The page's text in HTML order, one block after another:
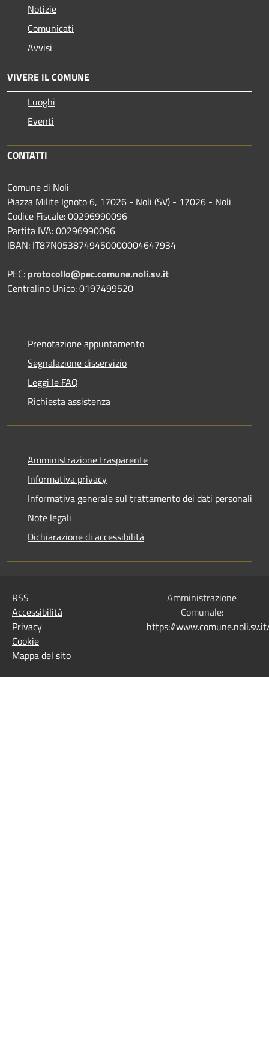
Notizie
Comunicati
Avvisi
VIVERE IL COMUNE
Luoghi
Eventi
CONTATTI
Comune di Noli
Piazza Milite Ignoto 6, 17026 - Noli (SV) - 17026 - Noli
Codice Fiscale: 00296990096
Partita IVA: 00296990096
IBAN: IT87N0538749450000004647934
PEC: protocollo@pec.comune.noli.sv.it
Centralino Unico: 0197499520
Prenotazione appuntamento
Segnalazione disservizio
Leggi le FAQ
Richiesta assistenza
Amministrazione trasparente
Informativa privacy
Informativa generale sul trattamento dei dati personali
Note legali
Dichiarazione di accessibilità
RSS
Accessibilità
Privacy
Cookie
Mappa del sito
Amministrazione
Comunale:
https://